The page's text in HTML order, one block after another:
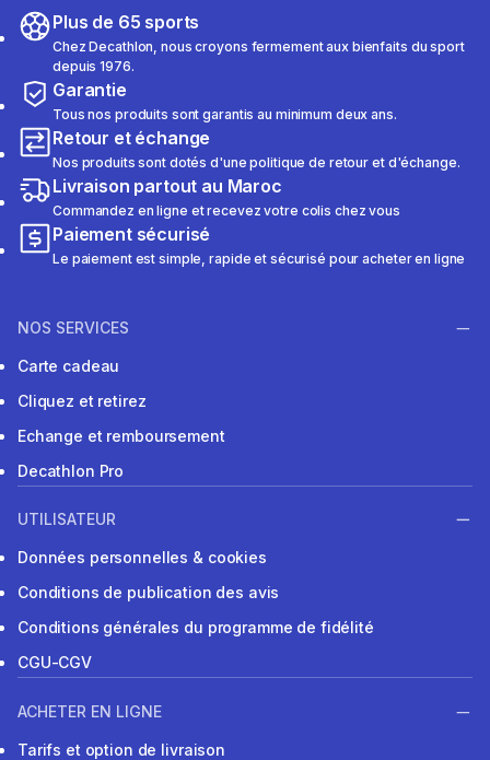
Plus de 65 sports
Chez Decathlon, nous croyons fermement aux bienfaits du sport
depuis 1976.
Garantie
Tous nos produits sont garantis au minimum deux ans.
Retour et échange
Nos produits sont dotés d'une politique de retour et d'échange.
Livraison partout au Maroc
Commandez en ligne et recevez votre colis chez vous
Paiement sécurisé
Le paiement est simple, rapide et sécurisé pour acheter en ligne
NOS SERVICES
Carte cadeau
Cliquez et retirez
Echange et remboursement
Decathlon Pro
UTILISATEUR
Données personnelles & cookies
Conditions de publication des avis
Conditions générales du programme de fidélité
CGU-CGV
ACHETER EN LIGNE
Tarifs et option de livraison